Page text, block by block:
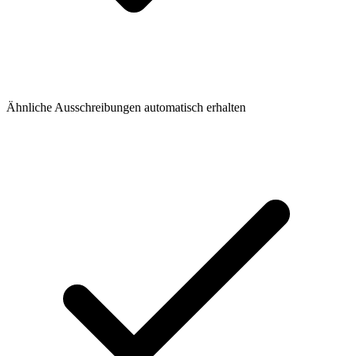
Ähnliche Ausschreibungen automatisch erhalten